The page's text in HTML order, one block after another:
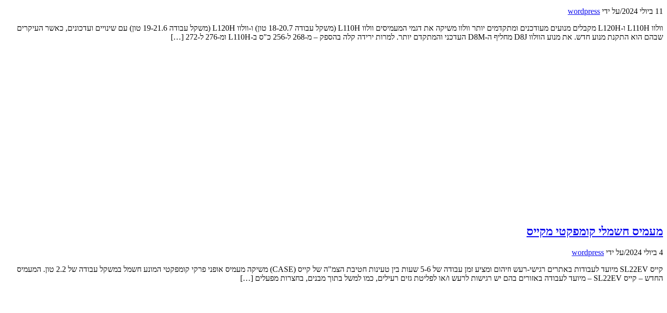
11 ביולי 2024 /על ידי wordpress
וולוו L110H ו-L120H מקבלים מנועים מעודכנים ומתקדמים יותר וולוו משיקה את דגמי המעמיסים וולוו L110H (משקל עבודה 18-20.7 טון) ו-וולוו L120H (משקל עבודה 19-21.6 טון) עם שינויים ועדכונים, כאשר העיקרים
שבהם הוא התקנת מנוע חדש. את מנוע הוולוו D8J מחליף ה-D8M העדכני והמתקדם יותר. למרות ירידה קלה בהספק – מ-268 ל-256 כ"ס ב-L110H ומ-276 ל-272 […]
מעמיס חשמלי קומפקטי מקייס
4 ביולי 2024 /על ידי wordpress
קייס SL22EV מיועד לעבודות באתרים רגישי-רעש וזיהום ומציע זמן עבודה של 5-6 שעות בין טעינות חטיבת הצמ"ה של קייס (CASE) משיקה מעמיס אופני פרקי קומפקטי המונע חשמל במשקל עבודה של 2.2 טון. המעמיס
החדש – קייס SL22EV – מיועד לעבודה באזורים בהם יש רגישות לרעש ו/או לפליטת גזים רעילים, כמו למשל בתוך מבנים, בחצרות מפעלים […]